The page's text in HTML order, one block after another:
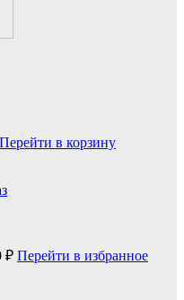
Перейти в корзину
₽ Перейти в избранное